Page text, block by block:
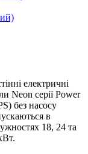
електричні
Neon серії Power
без насосу
в
18, 24 та